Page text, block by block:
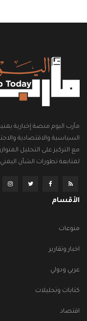
مأرب اليوم منصة إخبارية
السياسية والاقتصادية
مع التركيز على التحليل
لمتابعة تطورات الشأن اليمني
الأقسام
منوعات
اخبار وتقارير
عربي ودولي
كتابات وتحليلات
اقتصاد